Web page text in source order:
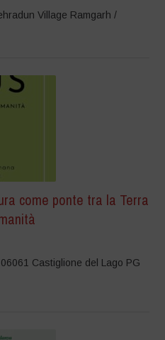
Village Ramgarh /
come ponte tra la Terra
Castiglione del Lago PG